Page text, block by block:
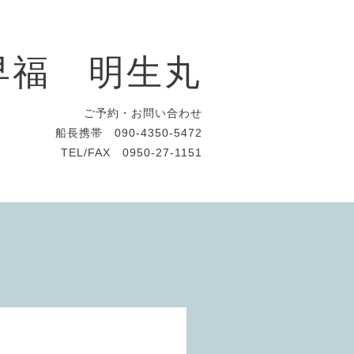
福 明生丸
ご予約・お問い合わせ
船長携帯 090-4350-5472
TEL/FAX 0950-27-1151